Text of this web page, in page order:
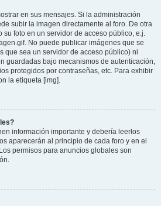
en sus mensajes. Si la administración
subir la imagen directamente al foro. De otra
foto en un servidor de acceso público, e.j.
No puede publicar imágenes que se
que sea un servidor de acceso público) ni
guardadas bajo mecanismos de autenticación,
protegidos por contraseñas, etc. Para exhibir
la etiqueta [img].
información importante y debería leerlos
aparecerán al principio de cada foro y en el
permisos para anuncios globales son